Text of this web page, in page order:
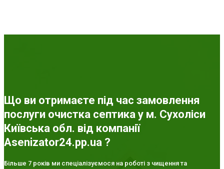
Що ви отримаєте під час замовлення
послуги очистка септика у м. Сухоліси
Київська обл. від компанії
Asenizator24.pp.ua ?
Більше 7 років ми спеціалізуємося на роботі з чищення та